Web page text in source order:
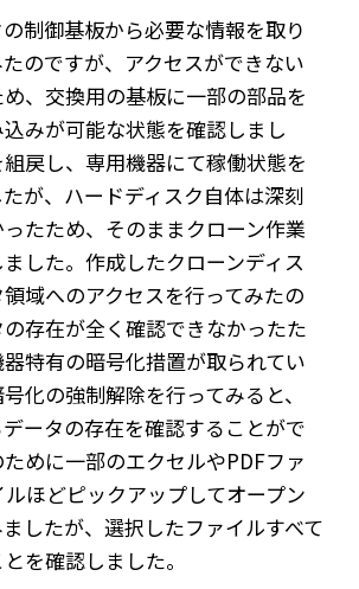
制御基板から必要な情報を取り
のですが、アクセスができない
、交換用の基板に一部の部品を
みが可能な状態を確認しまし
戻し、専用機器にて稼働状態を
が、ハードディスク自体は深刻
たため、そのままクローン作業
した。作成したクローンディス
域へのアクセスを行ってみたの
存在が全く確認できなかったた
特有の暗号化措置が取られてい
化の強制解除を行ってみると、
ータの存在を確認することがで
めに一部のエクセルやPDFファ
ほどピックアップしてオープン
したが、選択したファイルすべて
を確認しました。